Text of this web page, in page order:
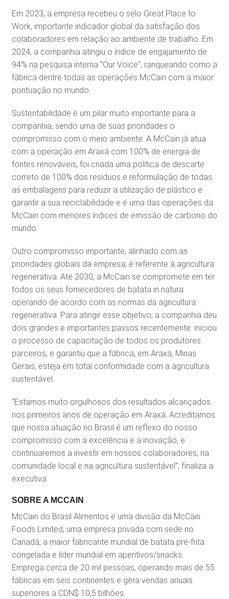
Em 2023, a empresa recebeu o selo Great Place to
Work, importante indicador global da satisfação dos
colaboradores em relação ao ambiente de trabalho. Em
2024, a companhia atingiu o índice de engajamento de
94% na pesquisa interna “Our Voice”, ranqueando como a
fábrica dentre todas as operações McCain com a maior
pontuação no mundo.
Sustentabilidade é um pilar muito importante para a
companhia, sendo uma de suas prioridades o
compromisso com o meio ambiente. A McCain já atua
com a operação em Araxá com 100% de energia de
fontes renováveis, foi criada uma política de descarte
correto de 100% dos resíduos e reformulação de todas
as embalagens para reduzir a utilização de plástico e
garantir a sua reciclabilidade e é uma das operações da
McCain com menores índices de emissão de carbono do
mundo.
Outro compromisso importante, alinhado com as
prioridades globais da empresa, é referente à agricultura
regenerativa. Até 2030, a McCain se compromete em ter
todos os seus fornecedores de batata in natura
operando de acordo com as normas da agricultura
regenerativa. Para atingir esse objetivo, a companhia deu
dois grandes e importantes passos recentemente: iniciou
o processo de capacitação de todos os produtores
parceiros, e garantiu que a fábrica, em Araxá, Minas
Gerais, esteja em total conformidade com a agricultura
sustentável.
“Estamos muito orgulhosos dos resultados alcançados
nos primeiros anos de operação em Araxá. Acreditamos
que nossa atuação no Brasil é um reflexo do nosso
compromisso com a excelência e a inovação, e
continuaremos a investir em nossos colaboradores, na
comunidade local e na agricultura sustentável”, finaliza a
executiva.
SOBRE A MCCAIN
McCain do Brasil Alimentos é uma divisão da McCain
Foods Limited, uma empresa privada com sede no
Canadá, a maior fabricante mundial de batata pré-frita
congelada e líder mundial em aperitivos/snacks.
Emprega cerca de 20 mil pessoas, operando mais de 55
fábricas em seis continentes e gera vendas anuais
superiores a CDN$ 10,5 bilhões.